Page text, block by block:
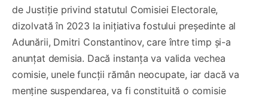
de Justiție privind statutul Comisiei Electorale,
dizolvată în 2023 la inițiativa fostului președinte al
Adunării, Dmitri Constantinov, care între timp și-a
anunțat demisia. Dacă instanța va valida vechea
comisie, unele funcții rămân neocupate, iar dacă va
menține suspendarea, va fi constituită o comisie